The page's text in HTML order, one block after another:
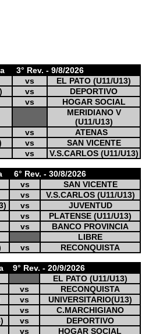
3° Rev. - 9/8/2026
vs
EL PATO (U11/U13)
vs
DEPORTIVO
vs
HOGAR SOCIAL
MERIDIANO V
(U11/U13)
vs
ATENAS
vs
SAN VICENTE
vs V.S.CARLOS (U11/U13)
6° Rev. - 30/8/2026
vs
SAN VICENTE
vs
V.S.CARLOS (U11/U13)
vs
JUVENTUD
vs
PLATENSE (U11/U13)
vs
BANCO PROVINCIA
LIBRE
vs RECONQUISTA
9° Rev. - 20/9/2026
EL PATO (U11/U13)
vs
RECONQUISTA
vs
UNIVERSITARIO(U13)
vs
C.MARCHIGIANO
vs
DEPORTIVO
vs
HOGAR SOCIAL